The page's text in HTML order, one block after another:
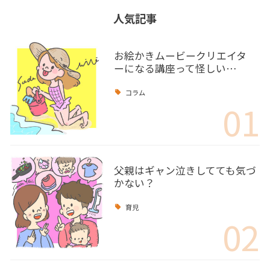
人気記事
お絵かきムービークリエイタ
ーになる講座って怪しい…
コラム
01
父親はギャン泣きしてても気づ
かない？
育児
02